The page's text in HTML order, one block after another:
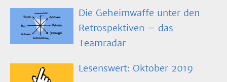
Die Geheimwaffe unter den
Retrospektiven – das
Teamradar
Lesenswert: Oktober 2019